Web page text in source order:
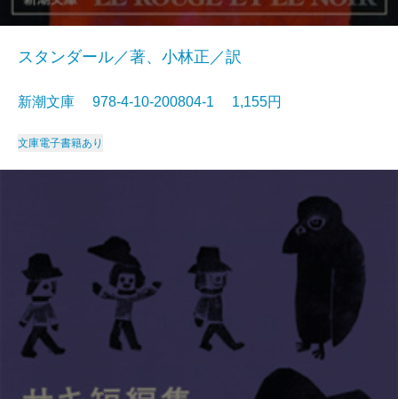
スタンダール／著、小林正／訳
新潮文庫 978-4-10-200804-1 1,155円
文庫電子書籍あり